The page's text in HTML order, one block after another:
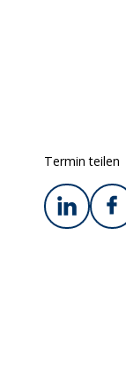
Termin teilen